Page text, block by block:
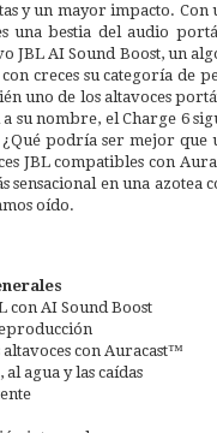
y un mayor impacto.
una bestia del audio
JBL AI Sound Boost, un
creces su categoría de
uno de los altavoces
su nombre, el Charge 6
podría ser mejor que
JBL compatibles con
sensacional en una
oído.
con AI Sound Boost
con Auracast™
agua y las caídas